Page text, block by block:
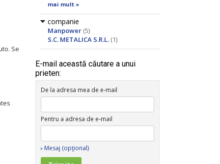
mai mult »
companie
Manpower (5)
S.C. METALICA S.R.L. (1)
E-mail această căutare a unui
prieten:
De la adresa mea de e-mail
Pentru a adresa de e-mail
Mesaj (opţional)
Se